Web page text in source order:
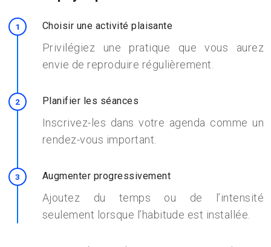
Choisir une activité plaisante
Privilégiez une pratique que vous aurez
envie de reproduire régulièrement.
Planifier les séances
Inscrivez-les dans votre agenda comme un
rendez-vous important.
Augmenter progressivement
Ajoutez du temps ou de l’intensité
seulement lorsque l’habitude est installée.